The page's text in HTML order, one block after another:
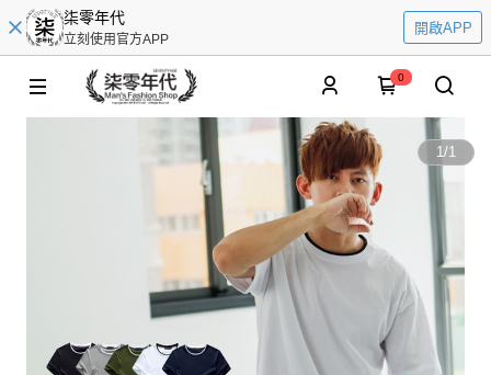
柒零年代
立刻使用官方APP
開啟APP
0
1/1